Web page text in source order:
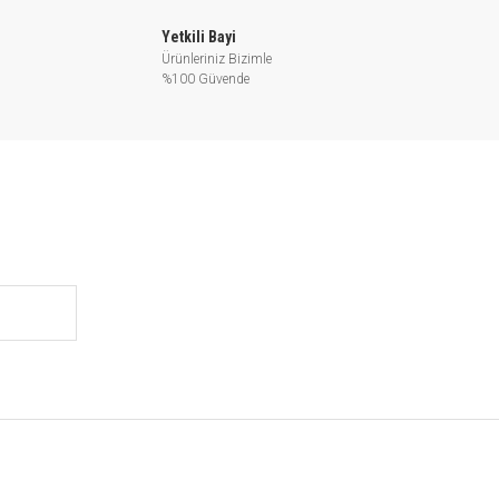
Yetkili Bayi
Ürünleriniz Bizimle
%100 Güvende